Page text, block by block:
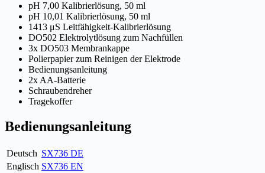
pH 7,00 Kalibrierlösung, 50 ml
pH 10,01 Kalibrierlösung, 50 ml
1413 μS Leitfähigkeit-Kalibrierlösung
DO502 Elektrolytlösung zum Nachfüllen
3x DO503 Membrankappe
Polierpapier zum Reinigen der Elektrode
Bedienungsanleitung
2x AA-Batterie
Schraubendreher
Tragekoffer
Bedienungsanleitung
Deutsch SX736 DE
Englisch SX736 EN